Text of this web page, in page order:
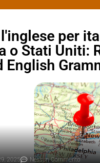
per
o Stati Uniti:
English
2025 Nessun Commento